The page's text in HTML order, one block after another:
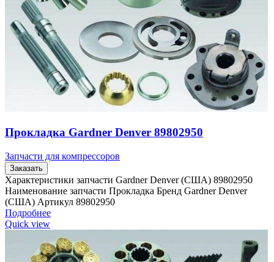
Прокладка Gardner Denver 89802950
Запчасти для компрессоров
Заказать
Характеристики запчасти Gardner Denver (США) 89802950
Наименование запчасти Прокладка Бренд Gardner Denver
(США) Артикул 89802950
Подробнее
Quick view